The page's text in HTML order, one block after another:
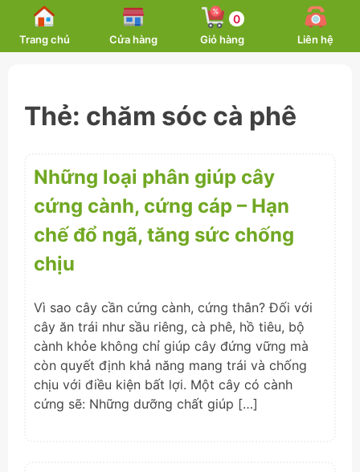
content
Trang chủ Cửa hàng
0
Giỏ hàng Liên hệ
Thẻ: chăm sóc cà phê
Những loại phân giúp cây
cứng cành, cứng cáp – Hạn
chế đổ ngã, tăng sức chống
chịu
Vì sao cây cần cứng cành, cứng thân? Đối với
cây ăn trái như sầu riêng, cà phê, hồ tiêu, bộ
cành khỏe không chỉ giúp cây đứng vững mà
còn quyết định khả năng mang trái và chống
chịu với điều kiện bất lợi. Một cây có cành
cứng sẽ: Những dưỡng chất giúp […]